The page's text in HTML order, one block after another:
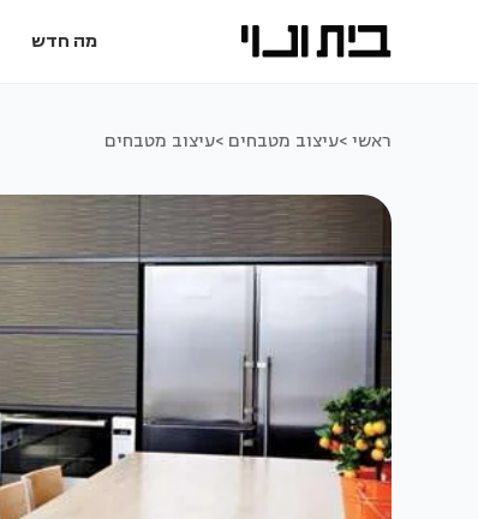
מה חדש
ראשי >עיצוב מטבחים >עיצוב מטבחים